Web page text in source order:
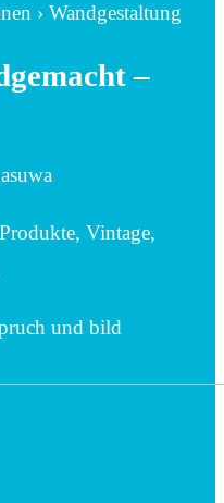
› Wandgestaltung
–
Vintage,
und bild